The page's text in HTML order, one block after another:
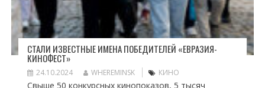
СТАЛИ ИЗВЕСТНЫЕ ИМЕНА ПОБЕДИТЕЛЕЙ «ЕВРАЗИЯ-
КИНОФЕСТ»
24.10.2024 WHEREMINSK КИНО
Свыше 50 конкурсных кинопоказов, 5 тысяч